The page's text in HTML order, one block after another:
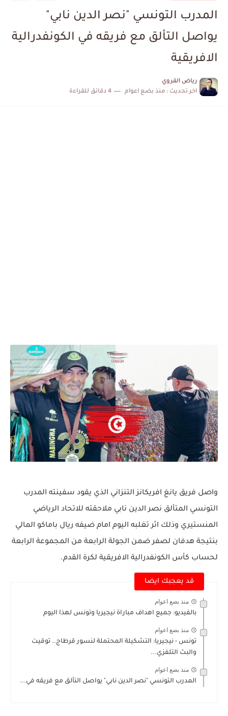
المدرب التونسي المتألق معين الشعباني يكشف عن اهدافه المستقبلية
كابتن مانشستر يونايتد يدعم حنبعل المجبري
المدرب التونسي "نصر الدين نابي"
يواصل التألق مع فريقه في الكونفدرالية
الافريقية
رياض القروي
اخر تحديث : منذ بضع اعوام 4 دقائق للقراءة
واصل فريق يانغ افريكانز التنزاني الذي يقود سفينته المدرب
التونسي المتألق نصر الدين نابي ملاحقته للاتحاد الرياضي
المنستيري وذلك اثر تغلبه اليوم امام ضيفه ريال باماكو المالي
بنتيجة هدفان لصفر ضمن الجولة الرابعة من المجموعة الرابعة
لحساب كأس الكونفدرالية الافريقية لكرة القدم.
قد يعجبك ايضا
منذ بضع اعوام
بالفيديو: جميع اهداف مباراة نيجيريا وتونس لهذا اليوم
منذ بضع اعوام
تونس - نيجيريا: التشكيلة المحتملة لنسور قرطاج.. توقيت
والبث التلفزي...
منذ بضع اعوام
المدرب التونسي "نصر الدين نابي" يواصل التألق مع فريقه في...